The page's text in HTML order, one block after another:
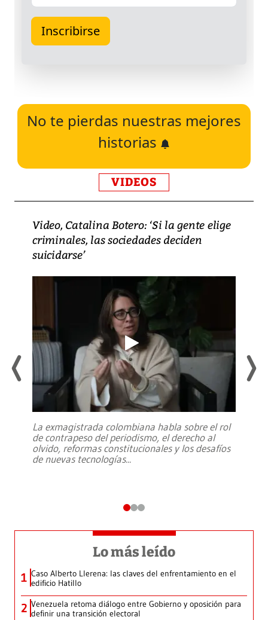
No te pierdas nuestras mejores
historias
VIDEOS
Video, Catalina Botero: ‘Si la gente elige
criminales, las sociedades deciden
suicidarse’
La exmagistrada colombiana habla sobre el rol
de contrapeso del periodismo, el derecho al
olvido, reformas constitucionales y los desafíos
de nuevas tecnologías...
Lo más leído
1 Caso Alberto Llerena: las claves del enfrentamiento en el
edificio Hatillo
2 Venezuela retoma diálogo entre Gobierno y oposición para
definir una transición electoral